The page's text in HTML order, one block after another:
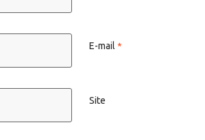
E-mail *
Site